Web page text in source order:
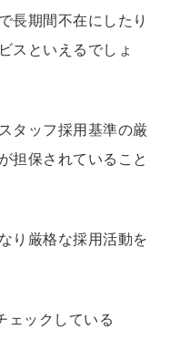
長期間不在にしたり
スといえるでしょ
タッフ採用基準の厳
担保されていること
り厳格な採用活動を
ェックしている